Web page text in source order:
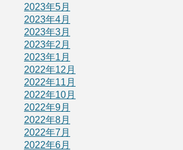
2023年5月
2023年4月
2023年3月
2023年2月
2023年1月
2022年12月
2022年11月
2022年10月
2022年9月
2022年8月
2022年7月
2022年6月